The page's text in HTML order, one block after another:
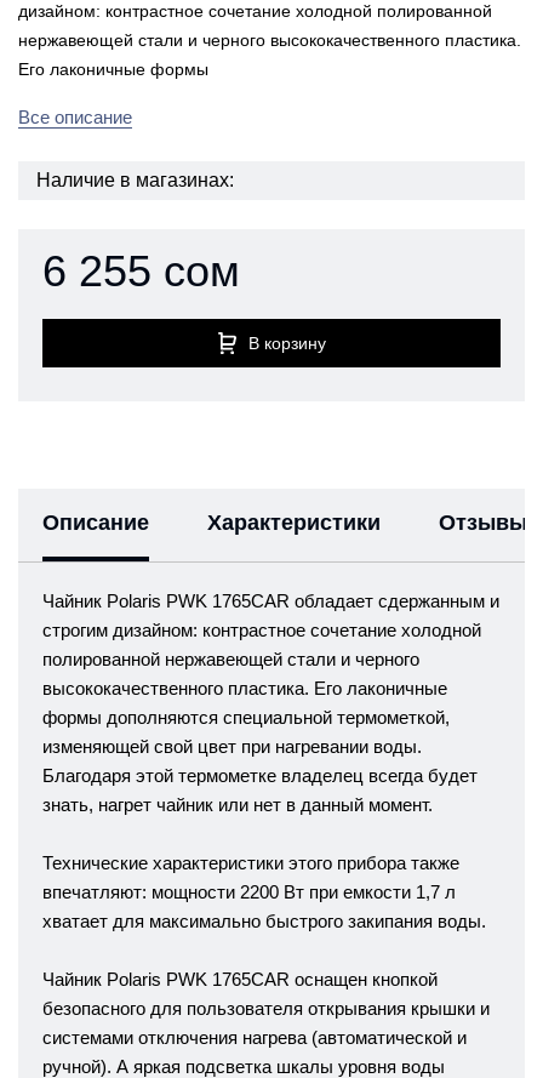
дизайном: контрастное сочетание холодной полированной
нержавеющей стали и черного высококачественного пластика.
Его лаконичные формы
Все описание
Наличие в магазинах:
6 255 сом
В корзину
Описание Характеристики Отзывы
Чайник Polaris PWK 1765CAR обладает сдержанным и
строгим дизайном: контрастное сочетание холодной
полированной нержавеющей стали и черного
высококачественного пластика. Его лаконичные
формы дополняются специальной термометкой,
изменяющей свой цвет при нагревании воды.
Благодаря этой термометке владелец всегда будет
знать, нагрет чайник или нет в данный момент.
Технические характеристики этого прибора также
впечатляют: мощности 2200 Вт при емкости 1,7 л
хватает для максимально быстрого закипания воды.
Чайник Polaris PWK 1765CAR оснащен кнопкой
безопасного для пользователя открывания крышки и
системами отключения нагрева (автоматической и
ручной). А яркая подсветка шкалы уровня воды